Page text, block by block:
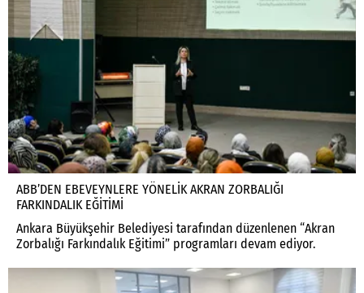
ABB’DEN EBEVEYNLERE YÖNELİK AKRAN ZORBALIĞI
FARKINDALIK EĞİTİMİ
Ankara Büyükşehir Belediyesi tarafından düzenlenen “Akran
Zorbalığı Farkındalık Eğitimi” programları devam ediyor.